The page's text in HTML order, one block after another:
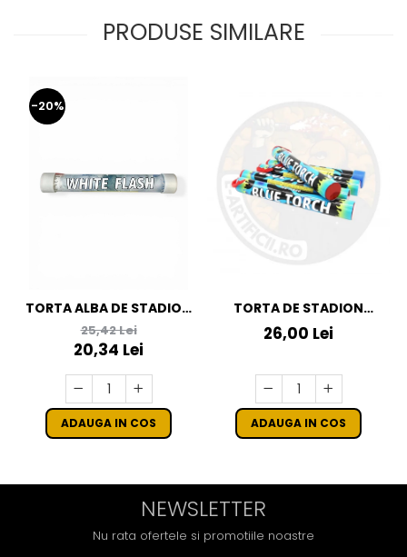
PRODUSE SIMILARE
-20%
TORTA ALBA DE STADION
CU STROBOSCOP
25,42 Lei
20,34 Lei
ADAUGA IN COS
TORTA DE STADION
CULOAREA ALBASTRA
26,00 Lei
ADAUGA IN COS
NEWSLETTER
Nu rata ofertele si promotiile noastre